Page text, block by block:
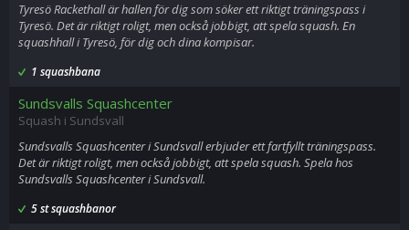
Tyresö Rackethall är hallen för dig som söker ett riktigt träningspass i
Tyresö. Det är riktigt roligt, men också jobbigt, att spela squash. En
squashhall i Tyresö, för dig och dina kompisar.
1 squashbana
Sundsvalls Squashcenter
Squash i Sundsvall
Sundsvalls Squashcenter i Sundsvall erbjuder ett fartfyllt träningspass.
Det är riktigt roligt, men också jobbigt, att spela squash. Spela hos
Sundsvalls Squashcenter i Sundsvall.
5 st squashbanor